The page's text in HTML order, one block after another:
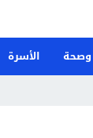
الأسرة